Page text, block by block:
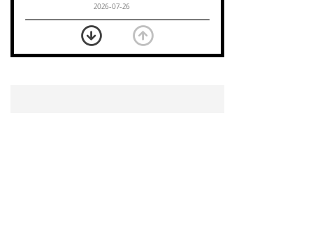
2026-07-26
بعد 7 أشهر من تعرضه لحادث
مروع.. جوشوا يفوز على برينغا